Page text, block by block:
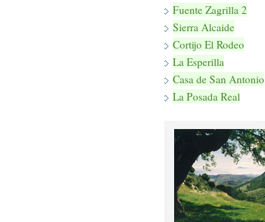
Fuente Zagrilla 2
Sierra Alcaide
Cortijo El Rodeo
La Esperilla
Casa de San Antonio
La Posada Real